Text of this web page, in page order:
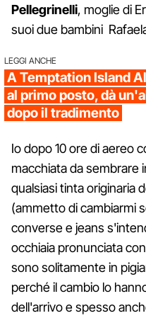
Pellegrinelli, moglie di
suoi due bambini
LEGGI ANCHE
A Temptation Island
al primo posto, dà
dopo il tradimento
Io dopo 10 ore di aereo
macchiata da sembrare
qualsiasi tinta originaria
(ammetto di cambiarmi
converse e jeans
occhiaia pronunciata
sono solitamente in
perché il cambio lo
dell'arrivo e spesso